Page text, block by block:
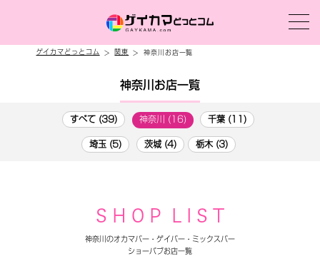
ゲイカマどっとコム 関東 神奈川お店一覧
神奈川お店一覧
すべて (39) 神奈川 (16) 千葉 (11)
埼玉 (5) 茨城 (4) 栃木 (3)
S H O P L I S T
神奈川のオカマバー・ゲイバー・ミックスバー
ショーパブお店一覧